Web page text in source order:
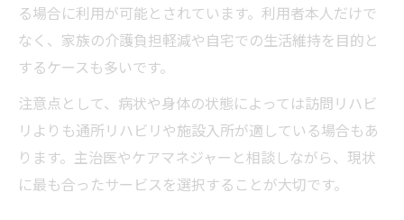
主治医やケアマネと相談する前の準備
訪問リハビリ相談時に整理すべき情報
訪問リハビリ利用前の家族会議の進め方
主治医へ伝えるべき希望と現状
ケアマネとの訪問リハビリ相談ポイント
訪問リハビリ準備に必要なチェックリスト
る場合に利用が可能とされています。利用者本人だけで
なく、家族の介護負担軽減や自宅での生活維持を目的と
するケースも多いです。
注意点として、病状や身体の状態によっては訪問リハビ
リよりも通所リハビリや施設入所が適している場合もあ
ります。主治医やケアマネジャーと相談しながら、現状
に最も合ったサービスを選択することが大切です。